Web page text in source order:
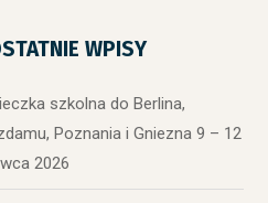
WPISY
szkolna do Berlina,
Poznania i Gniezna 9 – 12
2026